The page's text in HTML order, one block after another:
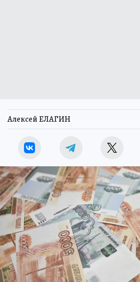
Алексей ЕЛАГИН